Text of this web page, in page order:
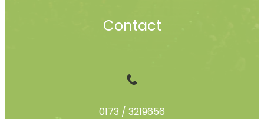
Contact
0173 / 3219656